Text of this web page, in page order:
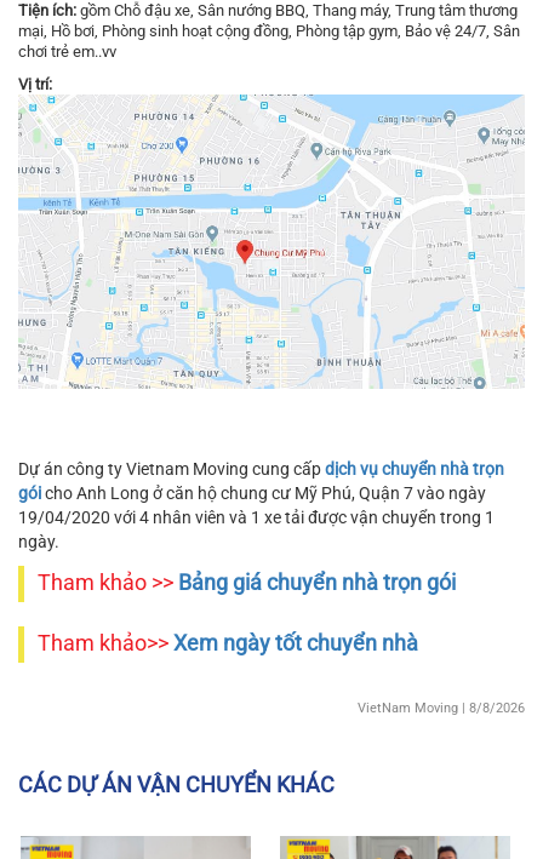
Tiện ích: gồm Chỗ đậu xe, Sân nướng BBQ, Thang máy, Trung tâm thương
mại, Hồ bơi, Phòng sinh hoạt cộng đồng, Phòng tập gym, Bảo vệ 24/7, Sân
chơi trẻ em..vv
Vị trí:
Dự án công ty Vietnam Moving cung cấpdịch vụ chuyển nhà trọn
góicho Anh Long ở căn hộ chung cư Mỹ Phú, Quận 7 vào ngày
19/04/2020 với 4 nhân viên và 1 xe tải được vận chuyển trong 1
ngày.
Tham khảo >> Bảng giá chuyển nhà trọn gói
Tham khảo>> Xem ngày tốt chuyển nhà
VietNam Moving | 8/8/2026
CÁC DỰ ÁN VẬN CHUYỂN KHÁC